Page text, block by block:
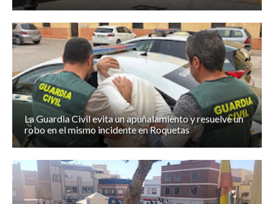
La Guardia Civil evita un apuñalamiento y resuelve un
robo en el mismo incidente en Roquetas